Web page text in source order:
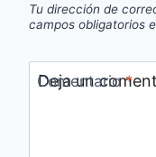
Tu dirección de
campos obligatorios
Comentario*